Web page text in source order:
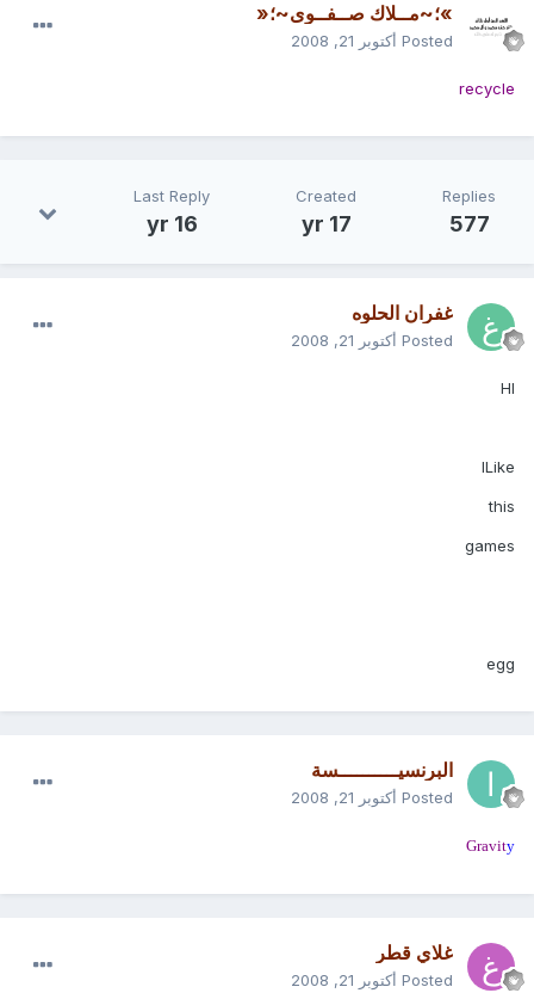
»؛~مــلاك صــفــوى~؛«
Posted أكتوبر 21, 2008
recycle
Replies
577
Created
17 yr
Last Reply
16 yr
غفران الحلوه
Posted أكتوبر 21, 2008
HI
ILike
this
games
egg
البرنسيــــــــــسة
Posted أكتوبر 21, 2008
Gravity
غلاي قطر
Posted أكتوبر 21, 2008